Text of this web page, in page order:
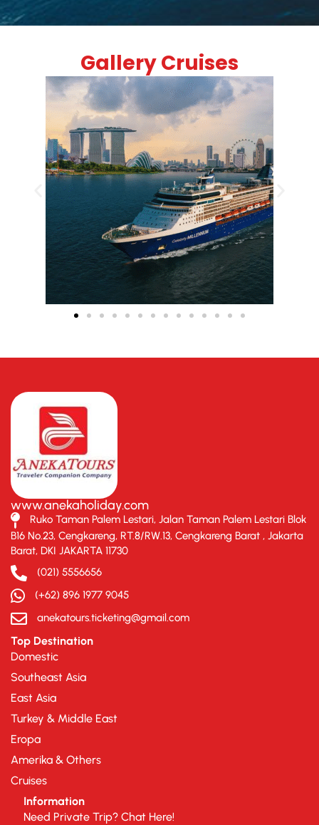
Gallery Cruises
www.anekaholiday.com
Ruko Taman Palem Lestari, Jalan Taman Palem Lestari Blok
B16 No.23, Cengkareng, RT.8/RW.13, Cengkareng Barat , Jakarta
Barat, DKI JAKARTA 11730
(021) 5556656
(+62) 896 1977 9045
anekatours.ticketing@gmail.com
Top Destination
Domestic
Southeast Asia
East Asia
Turkey & Middle East
Eropa
Amerika & Others
Cruises
Information
Need Private Trip? Chat Here!